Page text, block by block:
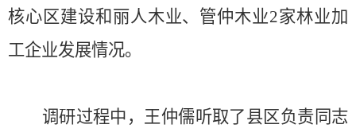
核心区建设和丽人木业、管仲木业2家林业加
工企业发展情况。
调研过程中，王仲儒听取了县区负责同志